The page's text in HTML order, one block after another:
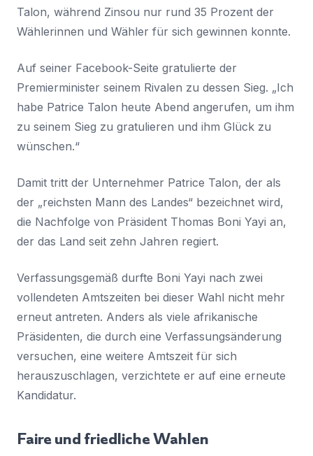
Talon, während Zinsou nur rund 35 Prozent der
Wählerinnen und Wähler für sich gewinnen konnte.
Auf seiner Facebook-Seite gratulierte der
Premierminister seinem Rivalen zu dessen Sieg. „Ich
habe Patrice Talon heute Abend angerufen, um ihm
zu seinem Sieg zu gratulieren und ihm Glück zu
wünschen.“
Damit tritt der Unternehmer Patrice Talon, der als
der „reichsten Mann des Landes“ bezeichnet wird,
die Nachfolge von Präsident Thomas Boni Yayi an,
der das Land seit zehn Jahren regiert.
Verfassungsgemäß durfte Boni Yayi nach zwei
vollendeten Amtszeiten bei dieser Wahl nicht mehr
erneut antreten. Anders als viele afrikanische
Präsidenten, die durch eine Verfassungsänderung
versuchen, eine weitere Amtszeit für sich
herauszuschlagen, verzichtete er auf eine erneute
Kandidatur.
Faire und friedliche Wahlen
Sie haben bereits ein Konto?
Hier klicken um sich anzumelden